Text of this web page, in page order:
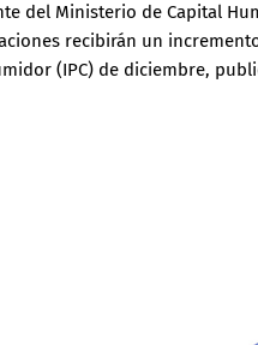
del Ministerio de Capital
recibirán un
(IPC) de diciembre,